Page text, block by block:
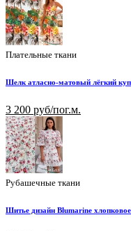
Плательные ткани
Шелк атласно-матовый лёгкий
3 200 руб/пог.м.
Рубашечные ткани
Шитье дизайн Blumarine